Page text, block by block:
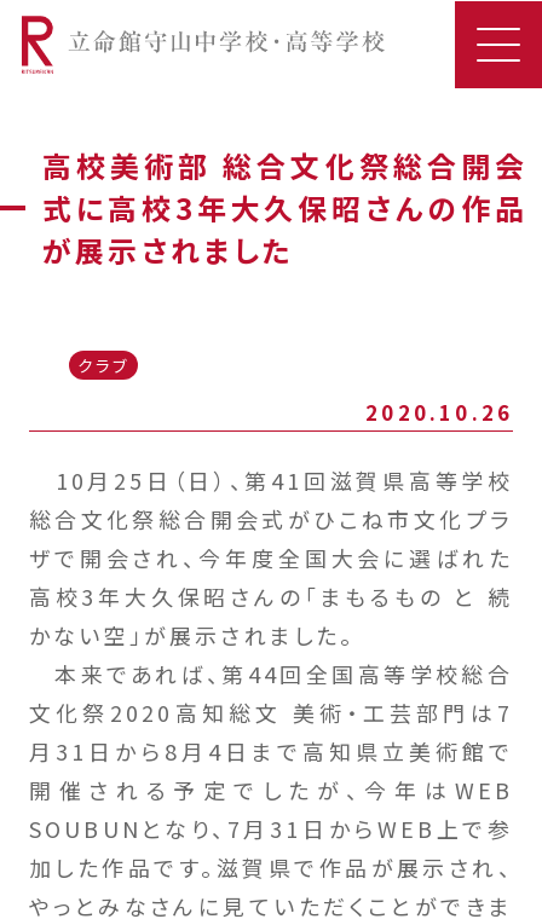
高校美術部 総合文化祭総合開会
式に高校3年大久保昭さんの作品
が展示されました
クラブ
2020.10.26
10月25日（日）、第41回滋賀県高等学校
総合文化祭総合開会式がひこね市文化プラ
ザで開会され、今年度全国大会に選ばれた
高校3年大久保昭さんの「まもるもの と 続
かない空」が展示されました。
本来であれば、第44回全国高等学校総合
文化祭2020高知総文 美術・工芸部門は7
月31日から8月4日まで高知県立美術館で
開催される予定でしたが、今年はWEB
SOUBUNとなり、7月31日からWEB上で参
加した作品です。滋賀県で作品が展示され、
やっとみなさんに見ていただくことができま